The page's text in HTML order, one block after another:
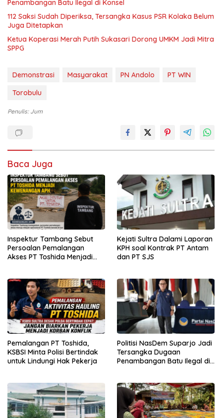
Penambangan Batu Ilegal di Konsel
112 Saksi Sudah Diperiksa, Tersangka Kasus PSR Kolaka Belum
Juga Ditetapkan
Ketua Koperasi Merah Putih Sukasari Dorong UMKM Jadi Mitra
SPPG
Demonstrasi Masyarakat PN Andolo
PT WIN
Torobulu
Penulis: Jum
Baca Juga
Inspektur Tambang Sebut
Persoalan Pemalangan
Akses PT Toshida Menjadi
Kejati Sultra Dalami Laporan
KPH soal Kontrak PT Antam
dan PT SJS
Pemalangan PT Toshida,
KSBSI Minta Polisi Bertindak
untuk Lindungi Hak Pekerja
Politisi NasDem Suparjo Jadi
Tersangka Dugaan
Penambangan Batu Ilegal di